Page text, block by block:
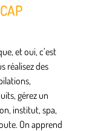
et oui, c’est
réalisez des
gérez un
institut, spa,
On apprend